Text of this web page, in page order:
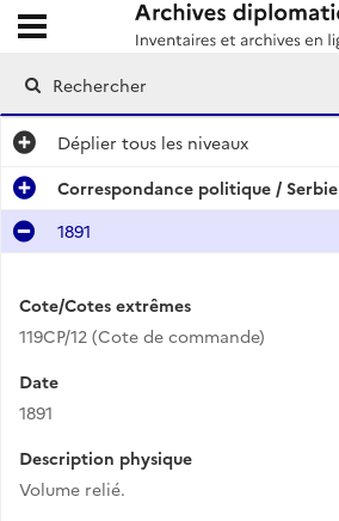
Archives diplomatiques
Ouvrir le menu déroulant
Déplier tous les niveaux
Correspondance politique / Serbie
1891
Cote/Cotes extrêmes
119CP/12 (Cote de commande)
Date
1891
Description physique
Volume relié.